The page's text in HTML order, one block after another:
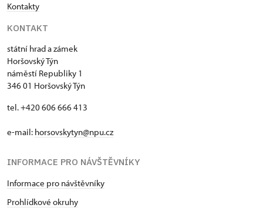
Kontakty
KONTAKT
státní hrad a zámek
Horšovský Týn
náměstí Republiky 1
346 01 Horšovský Týn
tel. +420 606 666 413
e-mail: horsovskytyn@npu.cz
INFORMACE PRO NÁVŠTĚVNÍKY
Informace pro návštěvníky
Prohlídkové okruhy